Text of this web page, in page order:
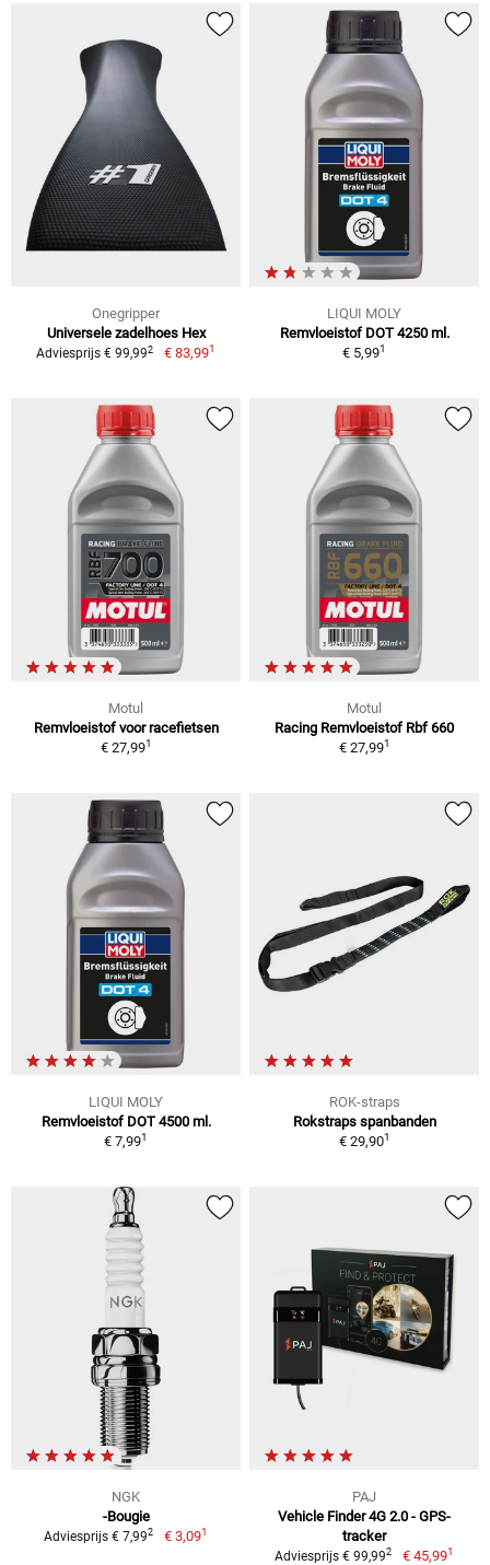
Onegripper
Universele zadelhoes Hex
Adviesprijs € 99,992 € 83,991
LIQUI MOLY
Remvloeistof DOT 4250 ml.
€ 5,991
Motul
Remvloeistof voor racefietsen
€ 27,991
Motul
Racing Remvloeistof Rbf 660
€ 27,991
LIQUI MOLY
Remvloeistof DOT 4500 ml.
€ 7,991
ROK-straps
Rokstraps spanbanden
€ 29,901
NGK
-Bougie
Adviesprijs € 7,992 € 3,091
PAJ
Vehicle Finder 4G 2.0 - GPS-
tracker
Adviesprijs € 99,992 € 45,991